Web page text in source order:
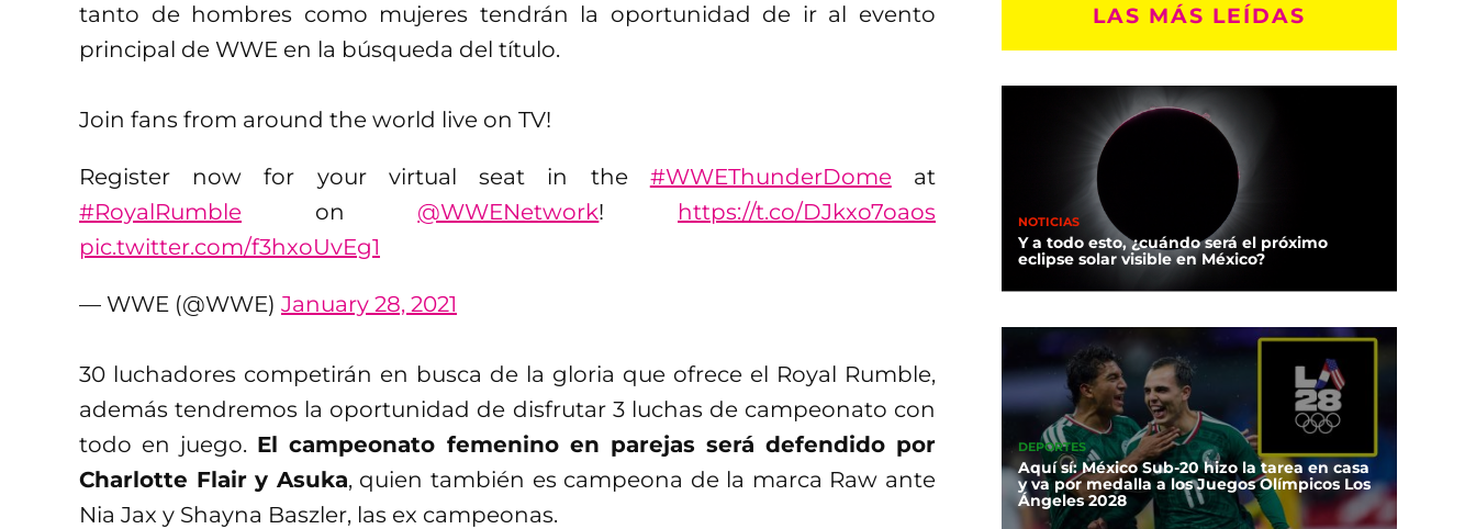
tanto de hombres como mujeres tendrán la oportunidad de ir al evento
principal de WWE en la búsqueda del título.
Join fans from around the world live on TV!
Register now for your virtual seat in the #WWEThunderDomeat
#RoyalRumble on @WWENetwork! https://t.co/DJkxo7oaos
pic.twitter.com/f3hxoUvEg1
— WWE (@WWE) January 28, 2021
30 luchadores competirán en busca de la gloria que ofrece el Royal Rumble,
además tendremos la oportunidad de disfrutar 3 luchas de campeonato con
todo en juego. El campeonato femenino en parejas será defendido por
Charlotte Flair y Asuka, quien también es campeona de la marca Raw ante
Nia Jax y Shayna Baszler, las ex campeonas.
LAS MÁS LEÍDAS
NOTICIAS
Y a todo esto, ¿cuándo será el próximo
eclipse solar visible en México?
DEPORTES
Aquí sí: México Sub-20 hizo la tarea en casa
y va por medalla a los Juegos Olímpicos Los
Ángeles 2028